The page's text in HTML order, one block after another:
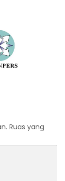
Ruas yang